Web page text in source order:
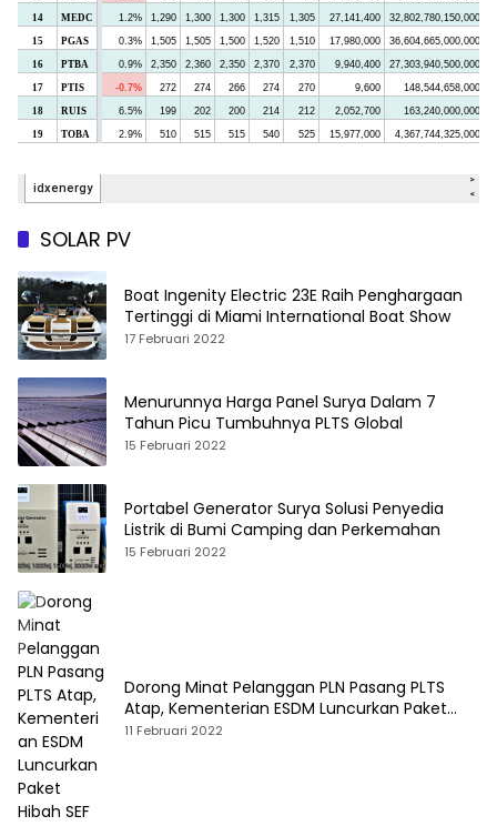
SOLAR PV
Boat Ingenity Electric 23E Raih Penghargaan
Tertinggi di Miami International Boat Show
17 Februari 2022
Menurunnya Harga Panel Surya Dalam 7
Tahun Picu Tumbuhnya PLTS Global
15 Februari 2022
Portabel Generator Surya Solusi Penyedia
Listrik di Bumi Camping dan Perkemahan
15 Februari 2022
Dorong Minat Pelanggan PLN Pasang PLTS
Atap, Kementerian ESDM Luncurkan Paket
Hibah SEF
11 Februari 2022